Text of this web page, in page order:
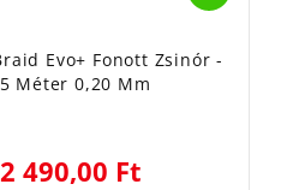
Evo+ Fonott Zsinór -
Méter 0,20 Mm
490,00 Ft